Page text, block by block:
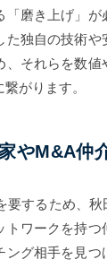
「磨き上げ」が
た独自の技術や
、それらを数値
がります。
やM&A仲
要するため、秋
トワークを持
ング相手を見つ